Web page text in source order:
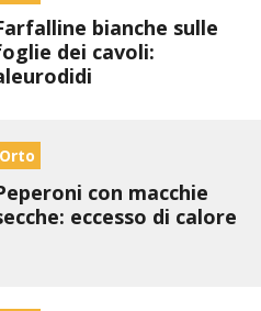
bianche sulle
dei cavoli:
Orto
con macchie
eccesso di calore